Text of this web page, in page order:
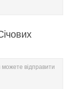
відправити